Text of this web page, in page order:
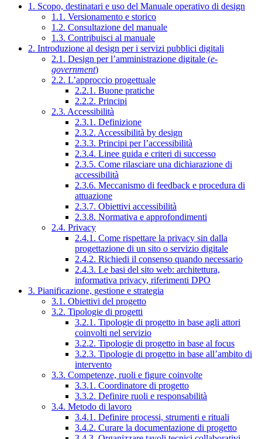
1. Scopo, destinatari e uso del Manuale operativo di design
1.1. Versionamento e storico
1.2. Consultazione del manuale
1.3. Contribuisci al manuale
2. Introduzione al design per i servizi pubblici digitali
2.1. Design per l’amministrazione digitale (e-
government)
2.2. L’approccio progettuale
2.2.1. Buone pratiche
2.2.2. Principi
2.3. Accessibilità
2.3.1. Definizione
2.3.2. Accessibilità by design
2.3.3. Principi per l’accessibilità
2.3.4. Linee guida e criteri di successo
2.3.5. Come rilasciare una dichiarazione di
accessibilità
2.3.6. Meccanismo di feedback e procedura di
attuazione
2.3.7. Obiettivi accessibilità
2.3.8. Normativa e approfondimenti
2.4. Privacy
2.4.1. Come rispettare la privacy sin dalla
progettazione di un sito o servizio digitale
2.4.2. Richiedi il consenso quando necessario
2.4.3. Le basi del sito web: architettura,
informativa privacy, riferimenti DPO
3. Pianificazione, gestione e strategia
3.1. Obiettivi del progetto
3.2. Tipologie di progetti
3.2.1. Tipologie di progetto in base agli attori
coinvolti nel servizio
3.2.2. Tipologie di progetto in base al focus
3.2.3. Tipologie di progetto in base all’ambito di
intervento
3.3. Competenze, ruoli e figure coinvolte
3.3.1. Coordinatore di progetto
3.3.2. Definire ruoli e responsabilità
3.4. Metodo di lavoro
3.4.1. Definire processi, strumenti e rituali
3.4.2. Curare la documentazione di progetto